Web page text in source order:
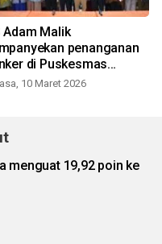
Adam Malik
penanganan
di Puskesmas
10 Maret 2026
menguat 19,92 poin ke